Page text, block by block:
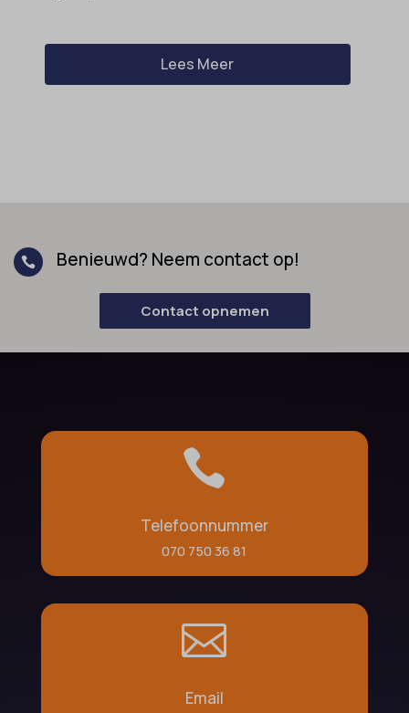
Lees Meer
 Benieuwd? Neem contact op!
Contact opnemen

Telefoonnummer
070 750 36 81

Email